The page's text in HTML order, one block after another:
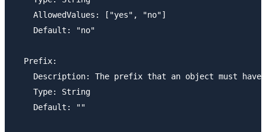
    AllowedValues: ["yes", "no"]
    Default: "no"
  Prefix:
Description: The prefix that an object must
    Type: String
    Default: ""